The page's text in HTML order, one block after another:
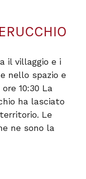
il villaggio e i
nello spazio e
10:30 La
ha lasciato
Le
ne sono la